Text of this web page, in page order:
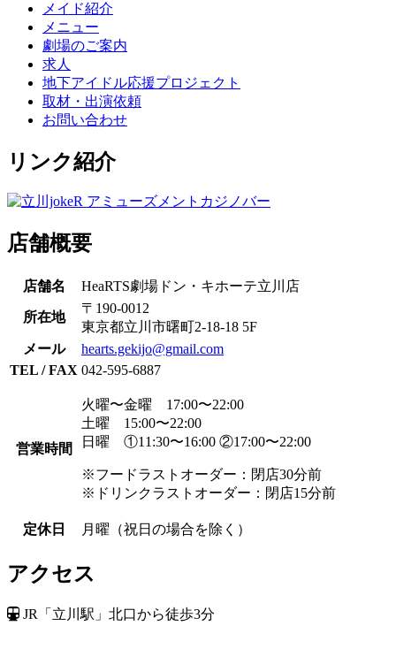
メイド紹介
メニュー
劇場のご案内
求人
地下アイドル応援プロジェクト
取材・出演依頼
お問い合わせ
リンク紹介
店舗概要
店舗名 HeaRTS劇場ドン・キホーテ立川店
所在地
〒190-0012
東京都立川市曙町2-18-18 5F
メール
hearts.gekijo@gmail.com
TEL / FAX 042-595-6887
営業時間
火曜〜金曜 17:00〜22:00
土曜 15:00〜22:00
日曜 ①11:30〜16:00 ②17:00〜22:00
※フードラストオーダー：閉店30分前
※ドリンクラストオーダー：閉店15分前
定休日 月曜（祝日の場合を除く）
アクセス
JR「立川駅」北口から徒歩3分